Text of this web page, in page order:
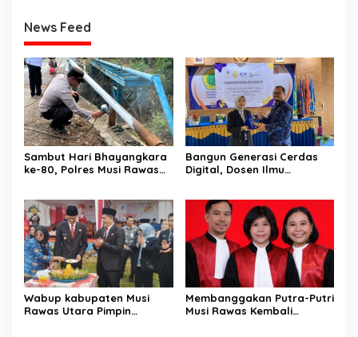
News Feed
Sambut Hari Bhayangkara
ke-80, Polres Musi Rawas
Jayaloka
Bangun Generasi Cerdas
Digital, Dosen Ilmu
Sosialisasikan Bahaya
Disinformasi AI dan Hate
Speech di SMK Ikhlas
Jawilan
Wabup kabupaten Musi
Rawas Utara Pimpin
Membanggakan Putra-Putri
Musi Rawas Kembali